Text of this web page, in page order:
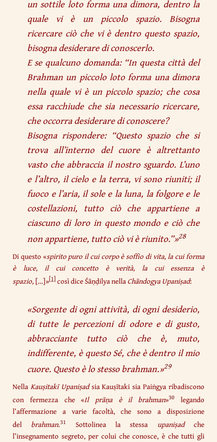
un sottile loto forma una dimora, dentro la
quale vi è un piccolo spazio. Bisogna
ricercare ciò che vi è dentro questo spazio,
bisogna desiderare di conoscerlo.
E se qualcuno domanda: “In questa città del
Brahman un piccolo loto forma una dimora
nella quale vi è un piccolo spazio; che cosa
essa racchiude che sia necessario ricercare,
che occorra desiderare di conoscere?
Bisogna rispondere: “Questo spazio che si
trova all’interno del cuore è altrettanto
vasto che abbraccia il nostro sguardo. L’uno
e l’altro, il cielo e la terra, vi sono riuniti; il
fuoco e l’aria, il sole e la luna, la folgore e le
costellazioni, tutto ciò che appartiene a
ciascuno di loro in questo mondo e ciò che
non appartiene, tutto ciò vi è riunito.”»28
Di questo «spirito puro il cui corpo è soffio di vita, la cui forma
è luce, il cui concetto è verità, la cui essenza è
spazio,[…]»[1]così dice Śāṇḍilya nellaChāndogya Upaniṣad:
«Sorgente di ogni attività, di ogni desiderio,
di tutte le percezioni di odore e di gusto,
abbracciante tutto ciò che è, muto,
indifferente, è questo Sé, che è dentro il mio
cuore. Questo è lo stesso brahman.»29
NellaKauṣitakī Upaniṣadsia Kauṣītaki sia Paiṅgya ribadiscono
con fermezza che «Il prāṇa è il brahman»30 legando
l’affermazione a varie facoltà, che sono a disposizione
del brahman.31 Sottolinea la stessa upaniṣadche
l’insegnamento segreto, per colui che conosce, è che tutti gli